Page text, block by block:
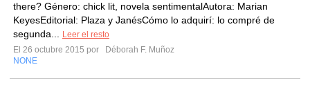
there? Género: chick lit, novela sentimentalAutora: Marian
KeyesEditorial: Plaza y JanésCómo lo adquirí: lo compré de
segunda...
Leer el resto
El 26 octubre 2015 por
Déborah F. Muñoz
NONE